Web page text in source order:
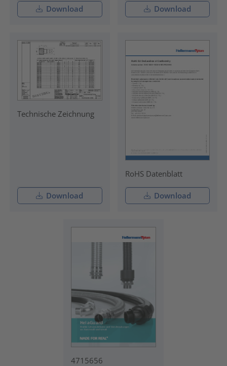
Download Download
Technische Zeichnung
Download
RoHS Datenblatt
Download
4715656